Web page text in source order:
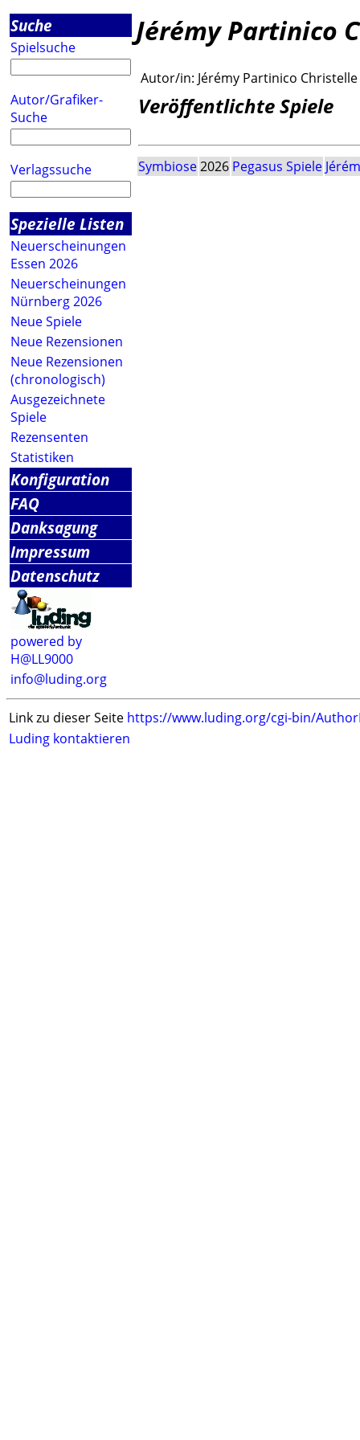
Suche
Spielsuche
Autor/Grafiker-
Suche
Verlagssuche
Spezielle Listen
Neuerscheinungen
Essen 2026
Neuerscheinungen
Nürnberg 2026
Neue Spiele
Neue Rezensionen
Neue Rezensionen
(chronologisch)
Ausgezeichnete
Spiele
Rezensenten
Statistiken
Konfiguration
FAQ
Danksagung
Impressum
Datenschutz
powered by
H@LL9000
info@luding.org
Jérémy Partinico
Autor/in: Jérémy Partinico
Veröffentlichte Spiele
Symbiose2026 Pegasus Spiele
Link zu dieser Seite https://www.luding.org/cgi-bin/
Luding kontaktieren